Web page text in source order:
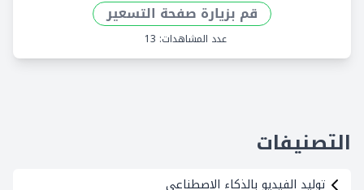
قم بزيارة صفحة التسعير
عدد المشاهدات: 13
التصنيفات
توليد الفيديو بالذكاء الاصطناعي